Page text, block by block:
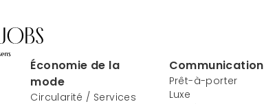
Économie de la
mode
Circularité / Services
Communication
Prêt-à-porter
Luxe